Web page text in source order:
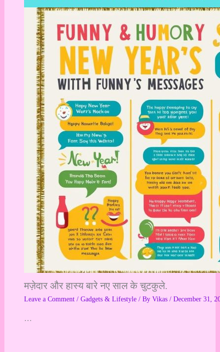
मज़ेदार और हास्य बारे नए साल के चुटकुले.
Leave a Comment / Gadgets & Lifestyle/ By Vikas / December 31,
…